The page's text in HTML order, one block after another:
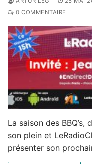
0 COMMENTAIRE
La saison des
son plein et
présenter son